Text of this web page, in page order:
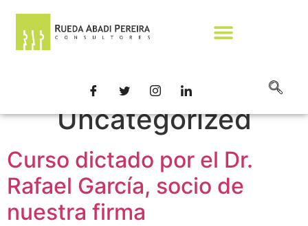
Categoría:
Uncategorized
Curso dictado por el Dr.
Rafael García, socio de
nuestra firma